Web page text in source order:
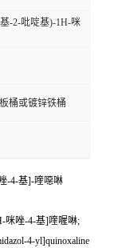
-2-吡啶基)-1H-咪
桶或镀锌铁桶
-4-基]-喹噁啉
咪唑-4-基]喹喔啉;
4-yl]quinoxaline